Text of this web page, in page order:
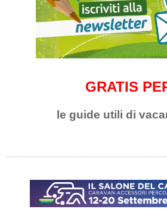
GRATIS
le guide utili di